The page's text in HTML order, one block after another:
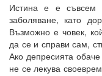
Истина е е съвсем
заболяване, като
Възможно е човек,
да се и справи сам,
Ако депресията
не се лекува